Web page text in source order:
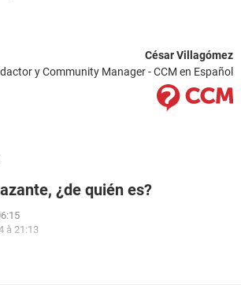
César Villagómez
y Community Manager - CCM en Español
¿de quién es?
à 21:13